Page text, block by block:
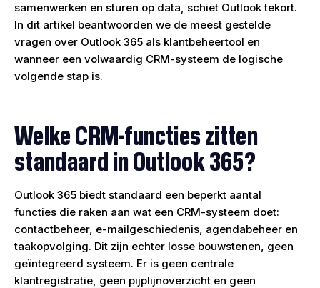
samenwerken en sturen op data, schiet Outlook tekort.
In dit artikel beantwoorden we de meest gestelde
vragen over Outlook 365 als klantbeheertool en
wanneer een volwaardig CRM-systeem de logische
volgende stap is.
Welke CRM-functies zitten
standaard in Outlook 365?
Outlook 365 biedt standaard een beperkt aantal
functies die raken aan wat een CRM-systeem doet:
contactbeheer, e-mailgeschiedenis, agendabeheer en
taakopvolging. Dit zijn echter losse bouwstenen, geen
geïntegreerd systeem. Er is geen centrale
klantregistratie, geen pijplijnoverzicht en geen